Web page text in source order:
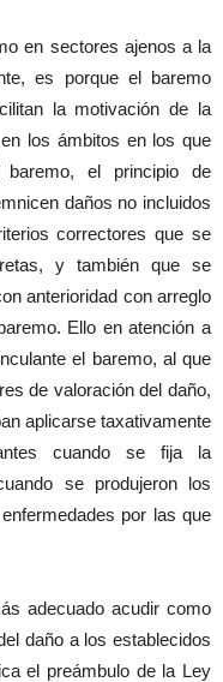
en sectores ajenos a la
es porque el baremo
la motivación de la
los ámbitos en los que
el principio de
daños no incluidos
correctores que se
y también que se
anterioridad con arreglo
Ello en atención a
el baremo, al que
de valoración del daño,
aplicarse taxativamente
cuando se fija la
se produjeron los
por las que
adecuado acudir como
daño a los establecidos
el preámbulo de la Ley